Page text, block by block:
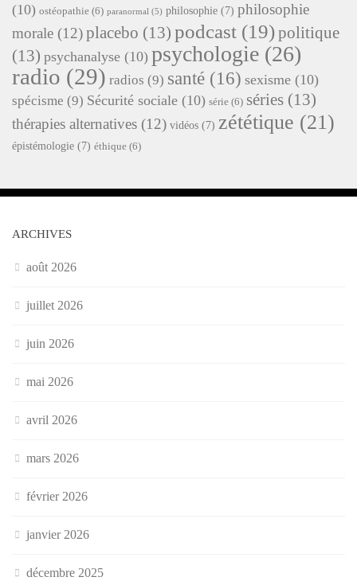
(10) ostéopathie (6) paranormal (5) philosophie (7) philosophie
morale (12)placebo (13) podcast (19)politique
(13) psychanalyse (10) psychologie (26)
radio (29) radios (9) santé (16) sexisme (10)
spécisme (9) Sécurité sociale (10) série (6) séries (13)
thérapies alternatives (12) vidéos (7) zététique (21)
épistémologie (7) éthique (6)
ARCHIVES
août 2026
juillet 2026
juin 2026
mai 2026
avril 2026
mars 2026
février 2026
janvier 2026
décembre 2025